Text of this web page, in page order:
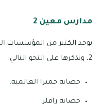
مدارس معين 2
يوجد الكثير من المؤسسات
2، ونذكرها على النحو التالي:
حضانة جميرا العالمية.
حضانة رافلز.